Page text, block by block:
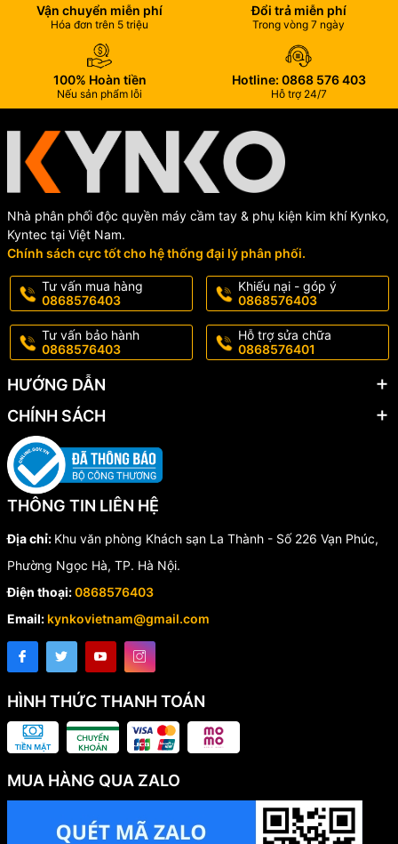
Vận chuyển miễn phí
Hóa đơn trên 5 triệu
Đổi trả miễn phí
Trong vòng 7 ngày
100% Hoàn tiền
Nếu sản phẩm lỗi
Hotline: 0868 576 403
Hỗ trợ 24/7
Nhà phân phối độc quyền máy cầm tay & phụ kiện kim khí Kynko,
Kyntec tại Việt Nam.
Chính sách cực tốt cho hệ thống đại lý phân phối.
Tư vấn mua hàng
0868576403
Khiếu nại - góp ý
0868576403
Tư vấn bảo hành
0868576403
Hỗ trợ sửa chữa
0868576401
HƯỚNG DẪN
CHÍNH SÁCH
THÔNG TIN LIÊN HỆ
Địa chỉ: Khu văn phòng Khách sạn La Thành - Số 226 Vạn Phúc,
Phường Ngọc Hà, TP. Hà Nội.
Điện thoại:0868576403
Email: kynkovietnam@gmail.com
HÌNH THỨC THANH TOÁN
MUA HÀNG QUA ZALO